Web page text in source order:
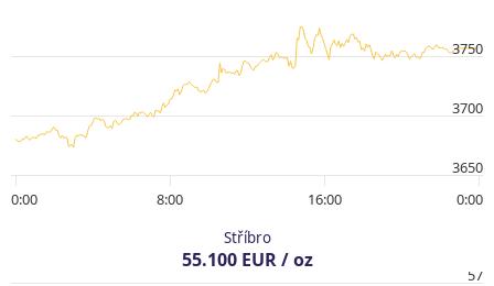
0:00 8:00 16:00 0:00
3650
3700
3750
Stříbro
55.100 EUR / oz
57